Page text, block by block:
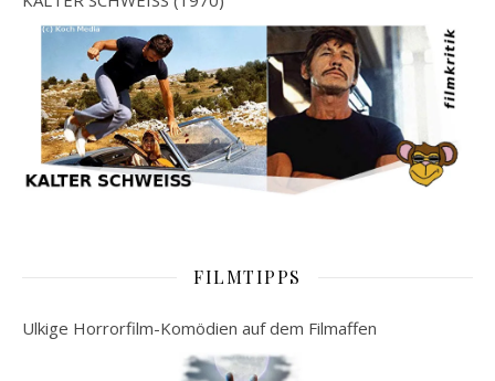
FILMTIPPS
Ulkige Horrorfilm-Komödien auf dem Filmaffen